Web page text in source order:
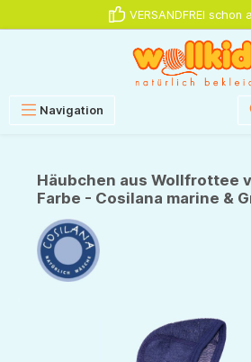
VERSANDFREI schon
Navigation
Häubchen aus Wollfrottee
Farbe - Cosilana marine &
Bildergalerie überspringen